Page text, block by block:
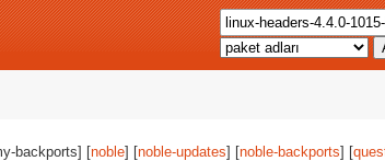
backports] [noble] [noble-updates] [noble-backports] [